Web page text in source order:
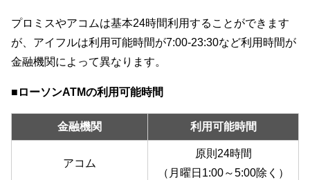
プロミスやアコムは基本24時間利用することができます
が、アイフルは利用可能時間が7:00-23:30など利用時間が
金融機関によって異なります。
■ローソンATMの利用可能時間
金融機関 利用可能時間
アコム
原則24時間
（月曜日1:00～5:00除く）